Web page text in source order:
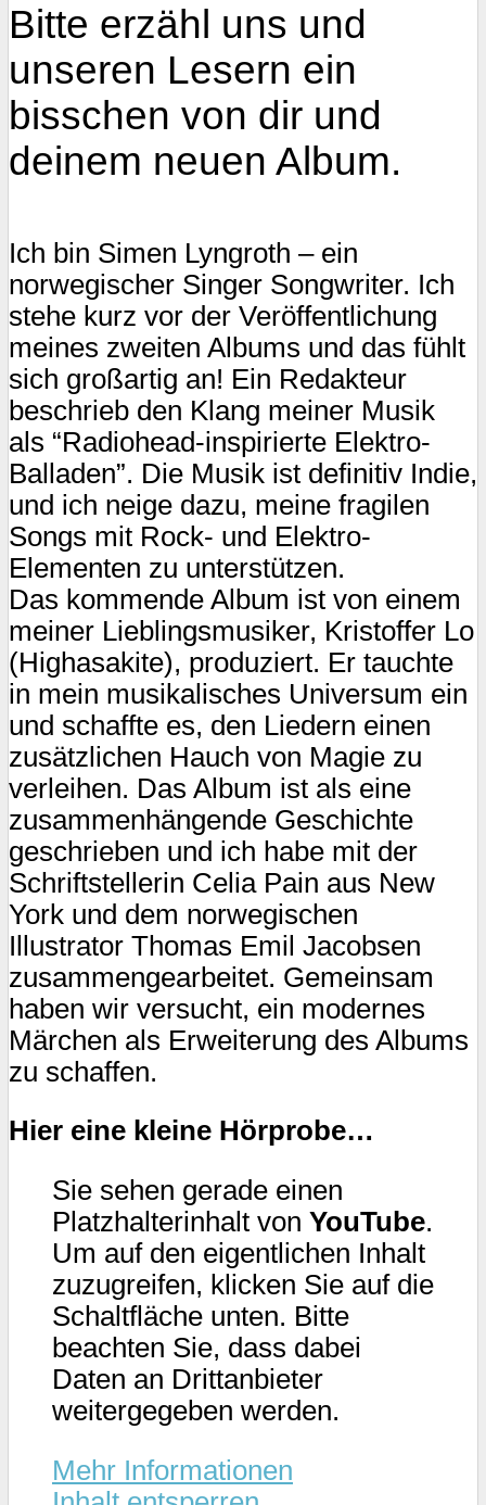
Bitte erzähl uns und
unseren Lesern ein
bisschen von dir und
deinem neuen Album.
Ich bin Simen Lyngroth – ein
norwegischer Singer Songwriter. Ich
stehe kurz vor der Veröffentlichung
meines zweiten Albums und das fühlt
sich großartig an! Ein Redakteur
beschrieb den Klang meiner Musik
als “Radiohead-inspirierte Elektro-
Balladen”. Die Musik ist definitiv Indie,
und ich neige dazu, meine fragilen
Songs mit Rock- und Elektro-
Elementen zu unterstützen.
Das kommende Album ist von einem
meiner Lieblingsmusiker, Kristoffer Lo
(Highasakite), produziert. Er tauchte
in mein musikalisches Universum ein
und schaffte es, den Liedern einen
zusätzlichen Hauch von Magie zu
verleihen. Das Album ist als eine
zusammenhängende Geschichte
geschrieben und ich habe mit der
Schriftstellerin Celia Pain aus New
York und dem norwegischen
Illustrator Thomas Emil Jacobsen
zusammengearbeitet. Gemeinsam
haben wir versucht, ein modernes
Märchen als Erweiterung des Albums
zu schaffen.
Hier eine kleine Hörprobe…
Sie sehen gerade einen
Platzhalterinhalt von YouTube.
Um auf den eigentlichen Inhalt
zuzugreifen, klicken Sie auf die
Schaltfläche unten. Bitte
beachten Sie, dass dabei
Daten an Drittanbieter
weitergegeben werden.
Mehr Informationen